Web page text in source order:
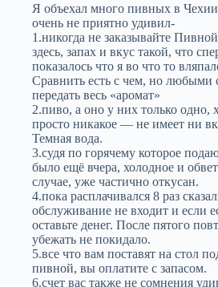
Я объехал много пивных в
очень не приятно удивил-
1.никогда не заказывайте
здесь, запах и вкус такой, что
показалось что я во что то
Сравнить есть с чем, но любыми
передать весь «аромат»
2.пиво, а оно у них только одно,
просто никакое — не имеет ни
Темная вода.
3.судя по горячему которое
было ещё вчера, холодное и
случае, уже частично откусан.
4.пока расплачивался 8 раз
обслуживание не входит и если
оставьте денег. После пятого
убежать не покидало.
5.все что вам поставят на стол
пивной, вы оплатите с запасом.
6.счет вас также не сомнения